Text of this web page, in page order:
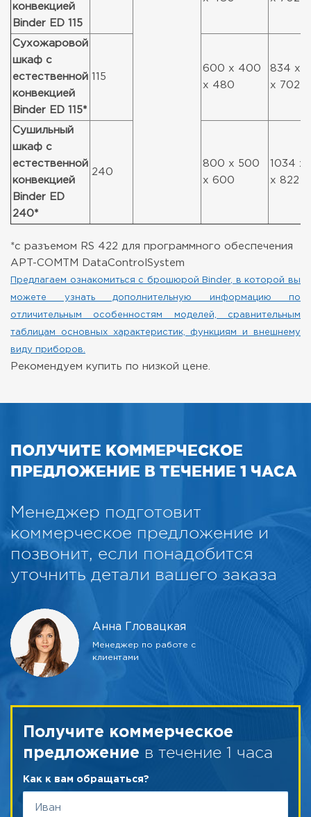
конвекцией
Binder ED 115
Сухожаровой
шкаф с
естественной
конвекцией
Binder ED 115*
115
600 x 400
x 480
834 x
x 702
Сушильный
шкаф с
естественной
конвекцией
Binder ED
240*
240
800 x 500
x 600
1034 x
x 822
*с разъемом RS 422 для программного обеспечения
APT-COMTM DataControlSystem
Предлагаем ознакомиться с брошюрой Binder, в которой вы
можете узнать дополнительную информацию по
отличительным особенностям моделей, сравнительным
таблицам основных характеристик, функциям и внешнему
виду приборов.
Рекомендуем купить по низкой цене.
ПОЛУЧИТЕ КОММЕРЧЕСКОЕ
ПРЕДЛОЖЕНИЕ В ТЕЧЕНИЕ 1 ЧАСА
Менеджер подготовит
коммерческое предложение и
позвонит, если понадобится
уточнить детали вашего заказа
Анна Гловацкая
Менеджер по работе с
клиентами
Получите коммерческое
предложение в течение 1 часа
Как к вам обращаться?